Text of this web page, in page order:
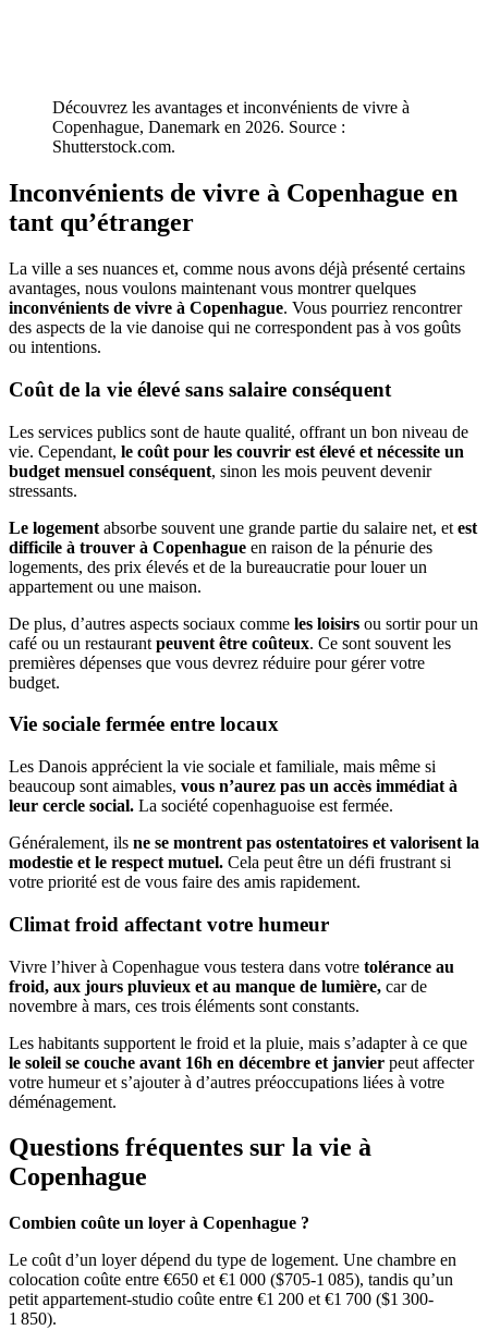
Découvrez les avantages et inconvénients de vivre à
Copenhague, Danemark en 2026. Source :
Shutterstock.com.
Inconvénients de vivre à Copenhague en
tant qu’étranger
La ville a ses nuances et, comme nous avons déjà présenté certains
avantages, nous voulons maintenant vous montrer quelques
inconvénients de vivre à Copenhague. Vous pourriez rencontrer
des aspects de la vie danoise qui ne correspondent pas à vos goûts
ou intentions.
Coût de la vie élevé sans salaire conséquent
Les services publics sont de haute qualité, offrant un bon niveau de
vie. Cependant, le coût pour les couvrir est élevé et nécessite un
budget mensuel conséquent, sinon les mois peuvent devenir
stressants.
Le logement absorbe souvent une grande partie du salaire net, et est
difficile à trouver à Copenhague en raison de la pénurie des
logements, des prix élevés et de la bureaucratie pour louer un
appartement ou une maison.
De plus, d’autres aspects sociaux comme les loisirs ou sortir pour un
café ou un restaurant peuvent être coûteux. Ce sont souvent les
premières dépenses que vous devrez réduire pour gérer votre
budget.
Vie sociale fermée entre locaux
Les Danois apprécient la vie sociale et familiale, mais même si
beaucoup sont aimables, vous n’aurez pas un accès immédiat à
leur cercle social. La société copenhaguoise est fermée.
Généralement, ils ne se montrent pas ostentatoires et valorisent la
modestie et le respect mutuel. Cela peut être un défi frustrant si
votre priorité est de vous faire des amis rapidement.
Climat froid affectant votre humeur
Vivre l’hiver à Copenhague vous testera dans votre tolérance au
froid, aux jours pluvieux et au manque de lumière, car de
novembre à mars, ces trois éléments sont constants.
Les habitants supportent le froid et la pluie, mais s’adapter à ce que
le soleil se couche avant 16h en décembre et janvier peut affecter
votre humeur et s’ajouter à d’autres préoccupations liées à votre
déménagement.
Questions fréquentes sur la vie à
Copenhague
Combien coûte un loyer à Copenhague ?
Le coût d’un loyer dépend du type de logement. Une chambre en
colocation coûte entre €650 et €1 000 ($705-1 085), tandis qu’un
petit appartement-studio coûte entre €1 200 et €1 700 ($1 300-
1 850).